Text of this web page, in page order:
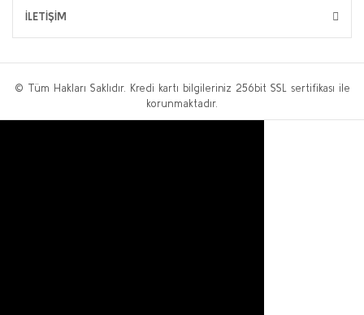
İLETİŞİM
© Tüm Hakları Saklıdır. Kredi kartı bilgileriniz 256bit SSL sertifikası ile
korunmaktadır.